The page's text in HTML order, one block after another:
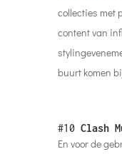
collecties met
content van
buurt komen
#10 Clash
En voor de